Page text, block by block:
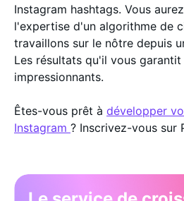
Instagram hashtags. Vous
l'expertise d'un algorithme de
travaillons sur le nôtre depuis
Les résultats qu'il vous garantit
impressionnants.
Êtes-vous prêt à développer
Instagram ? Inscrivez-vous sur